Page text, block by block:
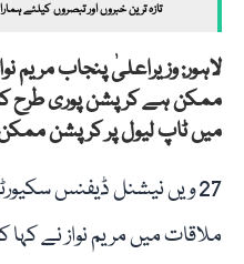
تازہ ترین خبروں اور تبصروں کیلئے
لاہور: وزیراعلیٰ پنجاب مریم
ممکن ہے کرپشن پوری طرح
میں ٹاپ لیول پر کرپشن
27 ویں نیشنل ڈیفنس
ملاقات میں مریم نواز نے